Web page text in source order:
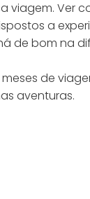
viagem. Ver
a
de bom na
de
aventuras.